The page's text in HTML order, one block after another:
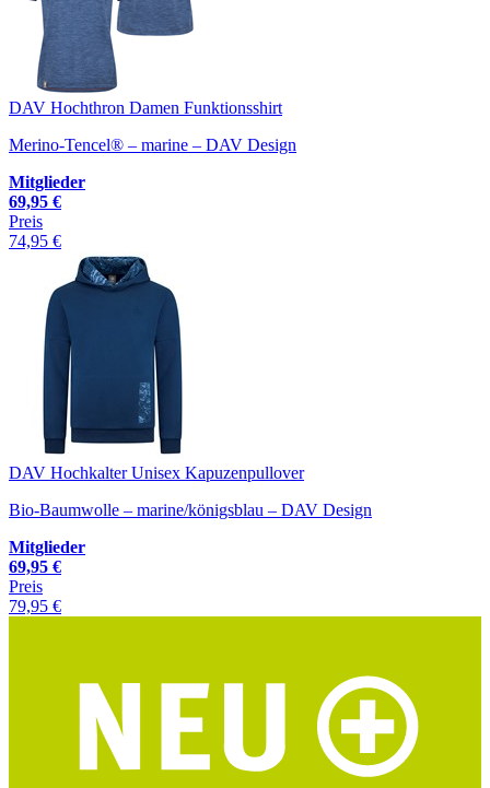
DAV Hochthron Damen Funktionsshirt
Merino-Tencel® – marine – DAV Design
Mitglieder
69,95 €
Preis
74,95 €
DAV Hochkalter Unisex Kapuzenpullover
Bio-Baumwolle – marine/königsblau – DAV Design
Mitglieder
69,95 €
Preis
79,95 €